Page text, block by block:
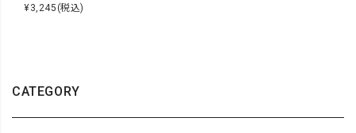
¥3,245 (税込)
CATEGORY